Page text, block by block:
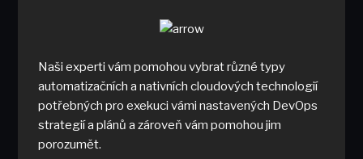
Naši experti vám pomohou vybrat různé typy
automatizačních a nativních cloudových technologií
potřebných pro exekuci vámi nastavených DevOps
strategií a plánů a zároveň vám pomohou jim
porozumět.